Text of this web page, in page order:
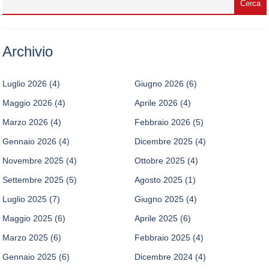
Archivio
Luglio 2026 (4) Giugno 2026 (6)
Maggio 2026 (4) Aprile 2026 (4)
Marzo 2026 (4) Febbraio 2026 (5)
Gennaio 2026 (4) Dicembre 2025 (4)
Novembre 2025 (4) Ottobre 2025 (4)
Settembre 2025 (5) Agosto 2025 (1)
Luglio 2025 (7) Giugno 2025 (4)
Maggio 2025 (6) Aprile 2025 (6)
Marzo 2025 (6) Febbraio 2025 (4)
Gennaio 2025 (6) Dicembre 2024 (4)